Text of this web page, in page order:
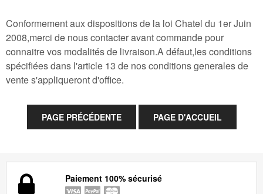
Conformement aux dispositions de la loi Chatel du 1er Juin
2008,merci de nous contacter avant commande pour
connaitre vos modalités de livraison.A défaut,les conditions
spécifiées dans l'article 13 de nos conditions generales de
vente s'appliqueront d'office.
Paiement 100% sécurisé